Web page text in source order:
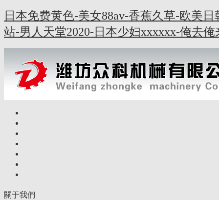
日本免费黄色-美女88av-香蕉久草-欧美
站-男人天堂2020-日本少妇xxxxxx-俺去
關于我們